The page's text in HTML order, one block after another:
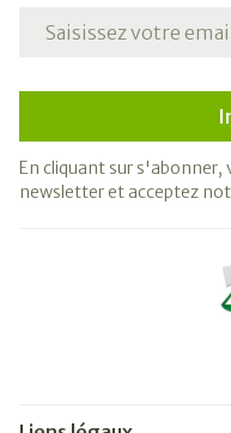
Adresse mail
En cliquant sur s'abonner,
newsletter et acceptez